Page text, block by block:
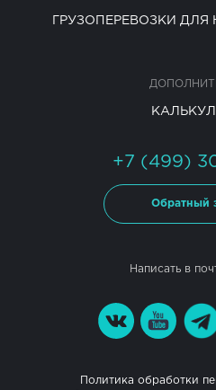
ГРУЗОПЕРЕВОЗКИ
+7 (499)
Обратный
Написать в
Политика обработки